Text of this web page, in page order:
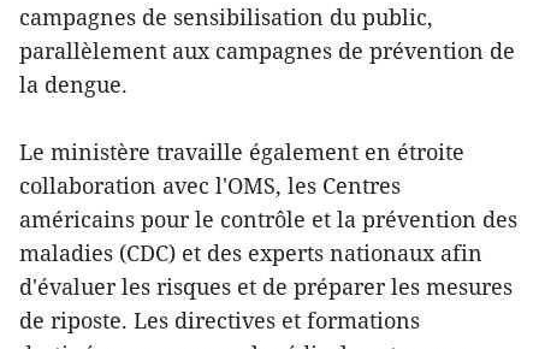
campagnes de sensibilisation du public,
parallèlement aux campagnes de prévention de
la dengue.
Le ministère travaille également en étroite
collaboration avec l'OMS, les Centres
américains pour le contrôle et la prévention des
maladies (CDC) et des experts nationaux afin
d'évaluer les risques et de préparer les mesures
de riposte. Les directives et formations